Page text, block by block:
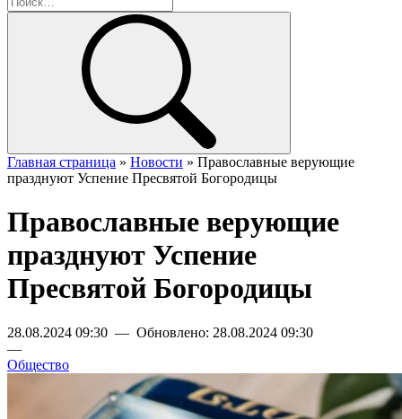
Главная страница » Новости » Православные верующие
празднуют Успение Пресвятой Богородицы
Православные верующие
празднуют Успение
Пресвятой Богородицы
28.08.2024 09:30 — Обновлено: 28.08.2024 09:30
—
Общество